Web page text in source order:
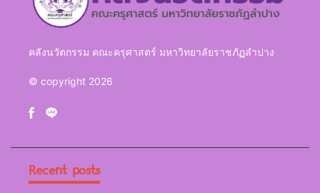
คลังนวัตกรรม คณะครุศาสตร์ มหาวิทยาลัยราชภัฏลำปาง
© copyright 2026
Recent posts